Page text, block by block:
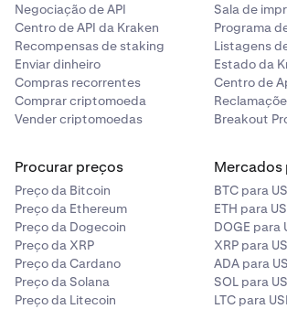
uma vez.
7
Uma vez confirmado, pode agora
Levantar
8 O levantamento entra agora num
Receberá o bitcoin na sua aplicação
Negociação de API
Centro de API da Kraken
Recompensas de staking
Enviar dinheiro
Compras recorrentes
Comprar criptomoeda
Vender criptomoedas
Sala de
Programa
Listagens
Estado da
Centro de
Breakout
Procurar preços
Preço da Bitcoin
Preço da Ethereum
Preço da Dogecoin
Preço da XRP
Preço da Cardano
Preço da Solana
Preço da Litecoin
Mercados
BTC para
ETH para
DOGE para
XRP para
ADA para
SOL para
LTC para